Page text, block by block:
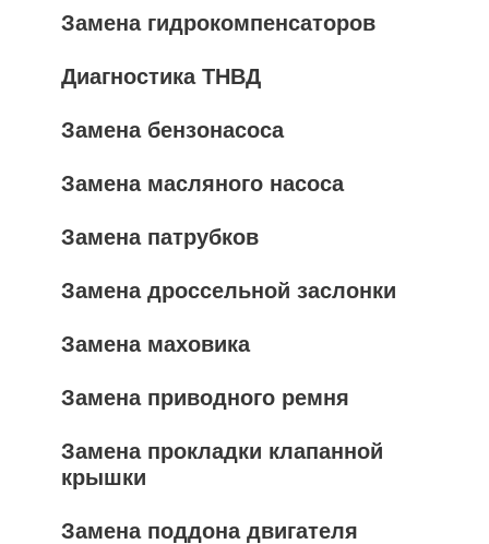
Замена гидрокомпенсаторов
Диагностика ТНВД
Замена бензонасоса
Замена масляного насоса
Замена патрубков
Замена дроссельной заслонки
Замена маховика
Замена приводного ремня
Замена прокладки клапанной
крышки
Замена поддона двигателя